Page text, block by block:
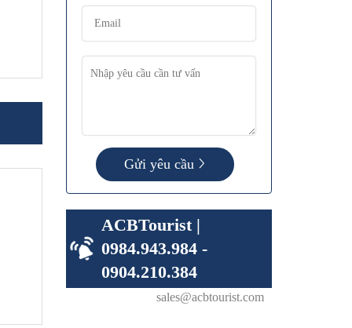
Gửi yêu cầu
ACBTourist |
0984.943.984 -
0904.210.384
sales@acbtourist.com